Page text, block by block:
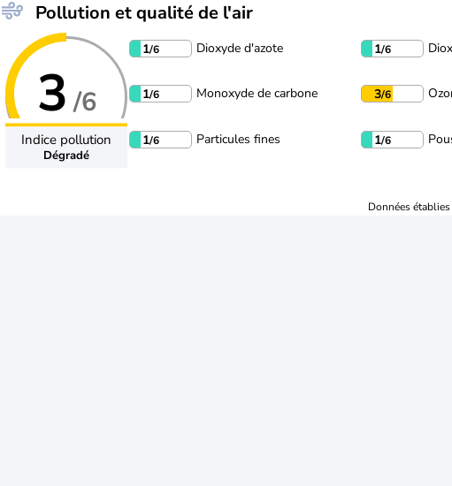
Pollution et qualité de l'air
3 /6
Indice pollution
Dégradé
1/6 Dioxyde d'azote 1/6
1/6 Monoxyde de carbone 3/6
1/6 Particules fines 1/6
Données